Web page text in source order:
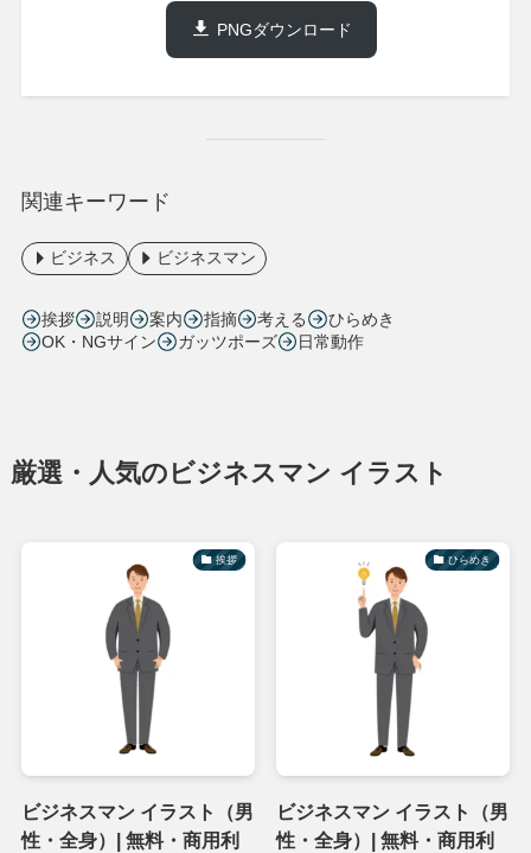
PNGダウンロード
関連キーワード
ビジネス ビジネスマン
挨拶 説明 案内 指摘 考える
ひらめき
OK・NGサイン
ガッツポーズ 日常動作
厳選・人気のビジネスマン イラスト
挨拶
ビジネスマン イラスト（男
性・全身）| 無料・商用利
ひらめき
ビジネスマン イラスト（男
性・全身）| 無料・商用利